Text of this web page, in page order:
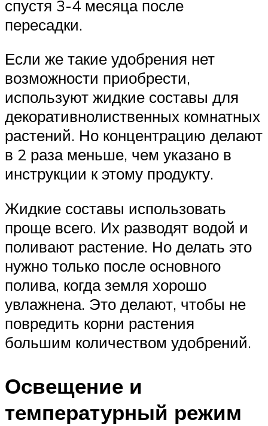
спустя 3-4 месяца после
пересадки.
Если же такие удобрения нет
возможности приобрести,
используют жидкие составы для
декоративнолиственных комнатных
растений. Но концентрацию делают
в 2 раза меньше, чем указано в
инструкции к этому продукту.
Жидкие составы использовать
проще всего. Их разводят водой и
поливают растение. Но делать это
нужно только после основного
полива, когда земля хорошо
увлажнена. Это делают, чтобы не
повредить корни растения
большим количеством удобрений.
Освещение и
температурный режим